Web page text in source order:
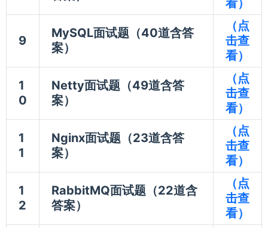
看）
9
MySQL面试题（40道含答
案）
（点
击查
看）
1
0
Netty面试题（49道含答
案）
（点
击查
看）
1
1
Nginx面试题（23道含答
案）
（点
击查
看）
1
2
RabbitMQ面试题（22道含
答案）
（点
击查
看）